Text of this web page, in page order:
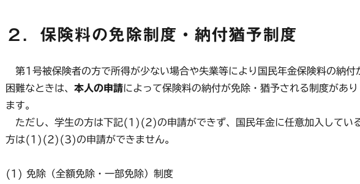
２．保険料の免除制度・納付猶予制度
第1号被保険者の方で所得が少ない場合や失業等により国民年金保険料の納付
困難なときは、 本人の申請によって保険料の納付が免除・猶予される制度があり
ます。
ただし、学生の方は下記(1)(2)の申請ができず、国民年金に任意加入してい
方は(1)(2)(3)の申請ができません。
(1) 免除（全額免除・一部免除）制度